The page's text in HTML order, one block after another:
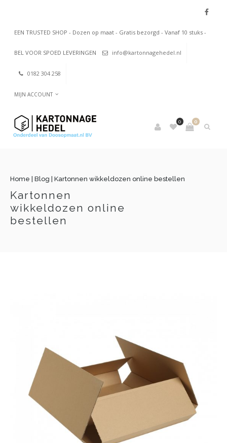
EEN TRUSTED SHOP - Dozen op maat - Gratis bezorgd - Vanaf 10 stuks -
BEL VOOR SPOED LEVERINGEN info@kartonnagehedel.nl
0182 304 258
MIJN ACCOUNT
0
0
Home Blog Kartonnen wikkeldozen online bestellen
Kartonnen
wikkeldozen online
bestellen